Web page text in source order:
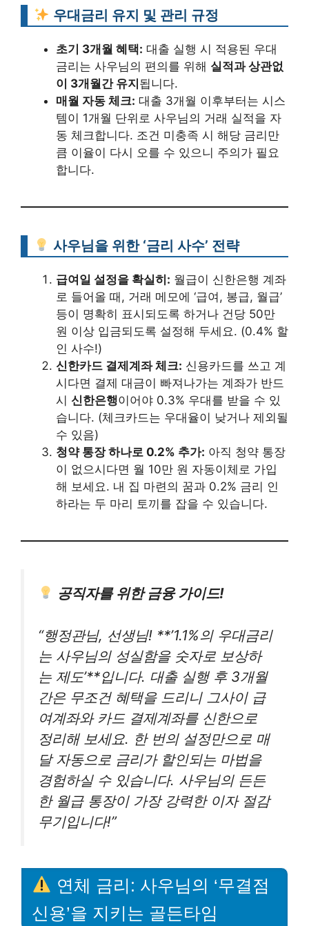
우대금리 유지 및 관리 규정
초기 3개월 혜택: 대출 실행 시 적용된 우대
금리는 사우님의 편의를 위해 실적과 상관없
이 3개월간 유지 됩니다.
매월 자동 체크: 대출 3개월 이후부터는 시스
템이 1개월 단위로 사우님의 거래 실적을 자
동 체크합니다. 조건 미충족 시 해당 금리만
큼 이율이 다시 오를 수 있으니 주의가 필요
합니다.
사우님을 위한 ‘금리 사수’ 전략
급여일 설정을 확실히: 월급이 신한은행 계좌
로 들어올 때, 거래 메모에 ‘급여, 봉급, 월급’
등이 명확히 표시되도록 하거나 건당 50만
원 이상 입금되도록 설정해 두세요. (0.4% 할
인 사수!)
신한카드 결제계좌 체크: 신용카드를 쓰고 계
시다면 결제 대금이 빠져나가는 계좌가 반드
시 신한은행이어야 0.3% 우대를 받을 수 있
습니다. (체크카드는 우대율이 낮거나 제외될
수 있음)
청약 통장 하나로 0.2% 추가: 아직 청약 통장
이 없으시다면 월 10만 원 자동이체로 가입
해 보세요. 내 집 마련의 꿈과 0.2% 금리 인
하라는 두 마리 토끼를 잡을 수 있습니다.
공직자를 위한 금융 가이드!
“행정관님, 선생님! **’1.1%의 우대금리
는 사우님의 성실함을 숫자로 보상하
는 제도’**입니다. 대출 실행 후 3개월
간은 무조건 혜택을 드리니 그사이 급
여계좌와 카드 결제계좌를 신한으로
정리해 보세요. 한 번의 설정만으로 매
달 자동으로 금리가 할인되는 마법을
경험하실 수 있습니다. 사우님의 든든
한 월급 통장이 가장 강력한 이자 절감
무기입니다!”
연체 금리: 사우님의 ‘무결점
신용’을 지키는 골든타임